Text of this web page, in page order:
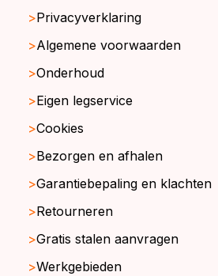
Privacyverklaring
Algemene voorwaarden
Onderhoud
Eigen legservice
Cookies
Bezorgen en afhalen
Garantiebepaling en klachten
Retourneren
Gratis stalen aanvragen
Werkgebieden